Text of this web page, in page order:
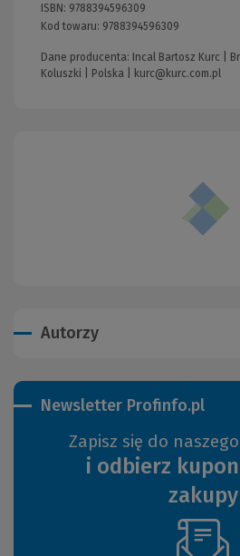
ISBN: 9788394596309
Kod towaru: 9788394596309
Dane producenta: Incal Bartosz Kurc |
Koluszki | Polska |
kurc@kurc.com.pl
Autorzy
Newsletter Profinfo.pl
Zapisz się do
i odbierz kupon
zakupy